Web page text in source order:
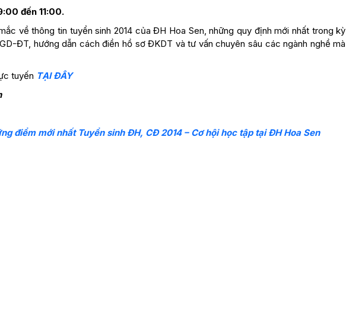
đến 11:00.
về thông tin tuyển sinh 2014 của ĐH Hoa Sen, những quy định mới nhất trong kỳ
ĐT, hướng dẫn cách điền hồ sơ ĐKDT và tư vấn chuyên sâu các ngành nghề mà
tuyến TẠI ĐÂY
điểm mới nhất Tuyển sinh ĐH, CĐ 2014 – Cơ hội học tập tại ĐH Hoa Sen